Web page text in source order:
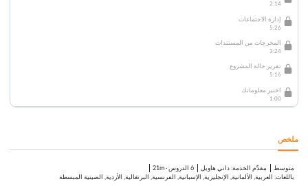
2:14
إدارة الاجتماعات
5:26
المخرجات من المستندات
3:24
تقرير حالة المشروع
5:16
اختبر معلوماتك
1:00
ملخص
متوسط مقدِّم الخدمة: داني هاويل 6 الدروس ·
21m
باللغات: العربية, الألمانية, الإنجليزية, الإسبانية, الفرنسية, البرتغالية, الأردية, الصينية المبسطة